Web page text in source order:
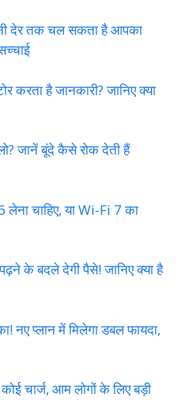
देर तक चल सकता है आपका
करता है जानकारी? जानिए क्या
जानें बूंदे कैसे रोक देती हैं
चाहिए, या Wi-Fi 7 का
के बदले देगी पैसे! जानिए क्या है
नए प्लान में मिलेगा डबल फायदा,
चार्ज, आम लोगों के लिए बड़ी